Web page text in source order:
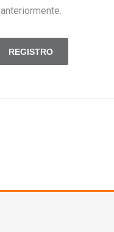
anteriormente.